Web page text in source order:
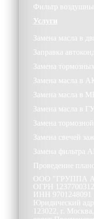
Фильтр
Услуги
Замена масла в
Заправка
Замена
Замена масла в
Замена масла в
Замена масла в
Замена
Замена свечей
Замена фильтра
Проведение
ООО "ГРУППА
ОГРН
ИНН 9701248091
Юридический
123022, г.